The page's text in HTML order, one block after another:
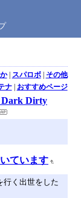
| スパロボ| その他
ナ| おすすめページ
Dark Dirty
ています
行く出世をした